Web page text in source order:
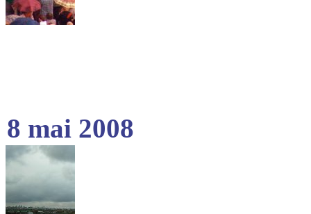
8 mai 2008